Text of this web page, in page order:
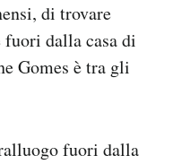
di trovare
dalla casa di
Gomes è tra gli
fuori dalla